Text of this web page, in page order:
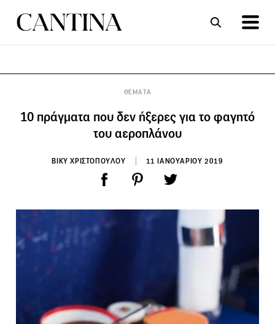
ΘΕΜΑΤΑ
10 πράγματα που δεν ήξερες για το φαγητό
του αεροπλάνου
ΒΙΚΥ ΧΡΙΣΤΟΠΟΥΛΟΥ 11 ΙΑΝΟΥΑΡΙΟΥ 2019